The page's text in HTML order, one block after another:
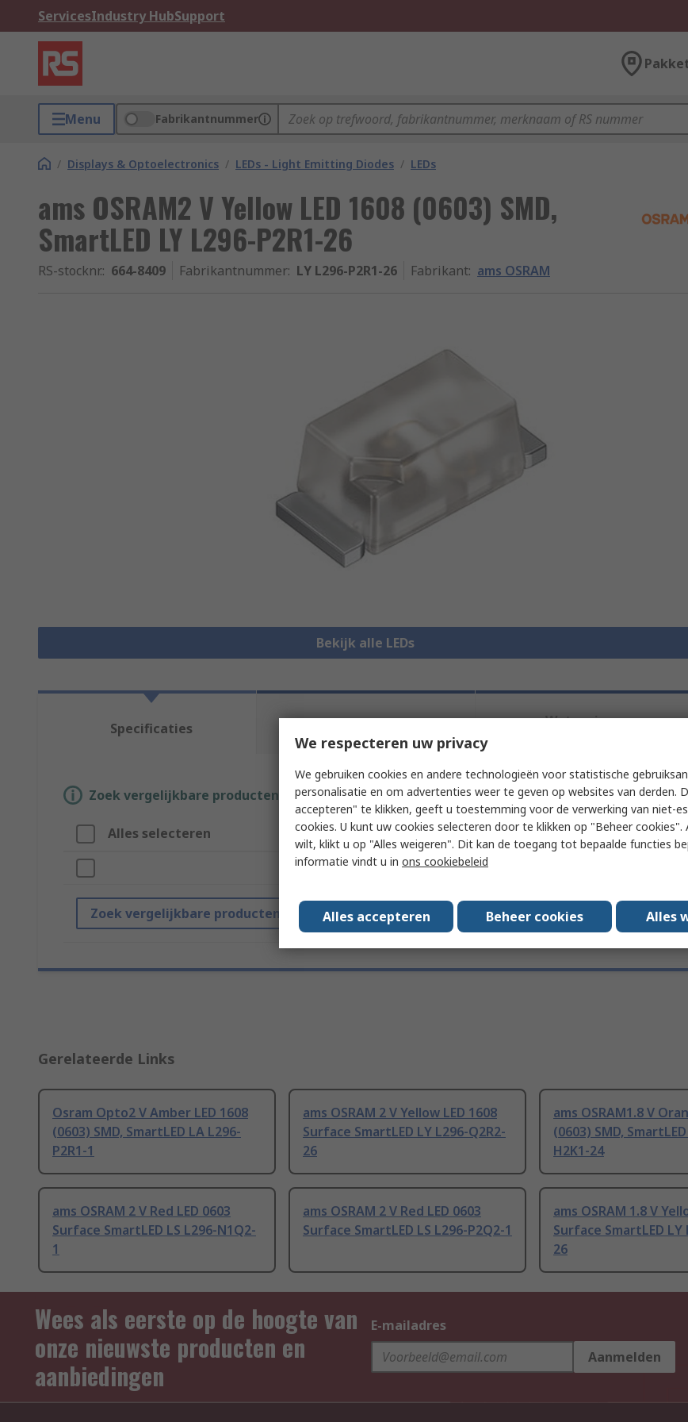
ServicesIndustry HubSupport
Menu Fabrikantnummer
/ Displays & Optoelectronics / LEDs - Light Emitting Diodes / LEDs
ams OSRAM2 V Yellow LED 1608 (0603) SMD,
SmartLED LY L296-P2R1-26
RS-stocknr.: 664-8409 Fabrikantnummer: LY L296-P2R1-26 Fabrikant: ams OSRAM
Bekijk alle LEDs
Specificaties
Wetgeving en
Zoek vergelijkbare producten door een of meer kenmerken te selecteren.
Alles selecteren Attribuut Waarde
Merk
Zoek vergelijkbare producten
Gerelateerde Links
Osram Opto2 V Amber LED 1608
(0603) SMD, SmartLED LA L296-
P2R1-1
ams OSRAM 2 V Yellow LED 1608
Surface SmartLED LY L296-Q2R2-
26
ams OSRAM1.8 V
(0603) SMD,
H2K1-24
ams OSRAM 2 V Red LED 0603
Surface SmartLED LS L296-N1Q2-
1
ams OSRAM 2 V Red LED 0603
Surface SmartLED LS L296-P2Q2-1
ams OSRAM 1.8 V
Surface SmartLED LY
26
Wees als eerste op de hoogte van
onze nieuwste producten en
aanbiedingen
E-mailadres
Aanmelden
We respecteren uw privacy
We gebruiken cookies en andere technologieën voor statistische
personalisatie en om advertenties weer te geven op websites van derden.
accepteren" te klikken, geeft u toestemming voor de verwerking van niet-
cookies. U kunt uw cookies selecteren door te klikken op "Beheer cookies".
wilt, klikt u op "Alles weigeren". Dit kan de toegang tot bepaalde functies
informatie vindt u in ons cookiebeleid
Alles accepteren Beheer cookies Alles